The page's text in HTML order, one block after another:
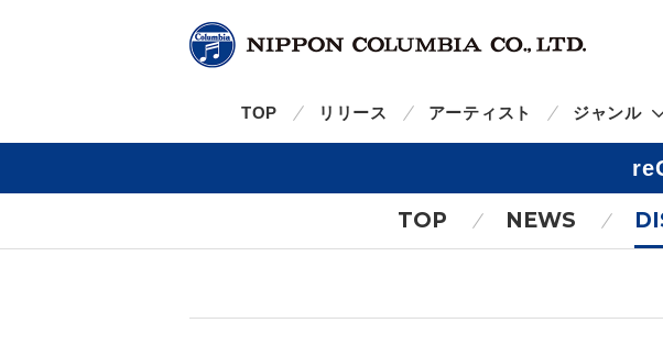
TOP リリース アーティスト ジャンル
TOP NEWS